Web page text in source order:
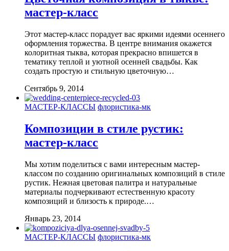
мастер-класс
Этот мастер-класс порадует вас яркими идеями осеннего
оформления торжества. В центре внимания окажется
колоритная тыква, которая прекрасно впишется в
тематику теплой и уютной осенней свадьбы. Как
создать простую и стильную цветочную…
Сентябрь 9, 2014
МАСТЕР-КЛАССЫ флористика-мк
Композиции в стиле рустик:
мастер-класс
Мы хотим поделиться с вами интересным мастер-
классом по созданию оригинальных композиций в стиле
рустик. Нежная цветовая палитра и натуральные
материалы подчеркивают естественную красоту
композиций и близость к природе.…
Январь 23, 2014
МАСТЕР-КЛАССЫ флористика-мк